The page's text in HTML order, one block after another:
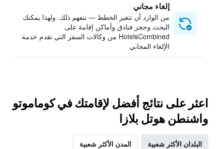
إلغاء مجاني
من الوارد أن تتغير الخطط — نتفهم ذلك. ولهذا يمكنك
البحث وحجز فنادق وأماكن إقامة على
HotelsCombined من وكالات السفر التي تقدم خدمة
الإلغاء المجاني
اعثر على نتائج أفضل لإقامتك في كوماموتو
واشنطن هوتل بلازا
البلدان الأكثر شعبية المدن الأكثر شعبية